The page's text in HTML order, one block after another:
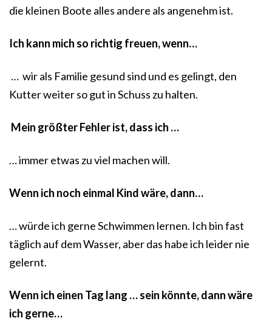
die kleinen Boote alles andere als angenehm ist.
Ich kann mich so richtig freuen, wenn…
… wir als Familie gesund sind und es gelingt, den
Kutter weiter so gut in Schuss zu halten.
Mein größter Fehler ist, dass ich …
… immer etwas zu viel machen will.
Wenn ich noch einmal Kind wäre, dann…
… würde ich gerne Schwimmen lernen. Ich bin fast
täglich auf dem Wasser, aber das habe ich leider nie
gelernt.
Wenn ich einen Tag lang … sein könnte, dann wäre
ich gerne…